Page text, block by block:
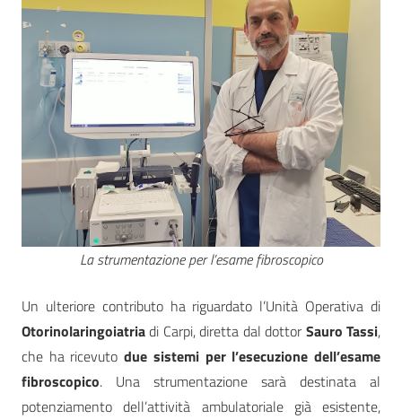
La strumentazione per l’esame fibroscopico
Un ulteriore contributo ha riguardato l’Unità Operativa di
Otorinolaringoiatriadi Carpi, diretta dal dottorSauro Tassi,
che ha ricevutodue sistemi per l’esecuzione dell’esame
fibroscopico. Una strumentazione sarà destinata al
potenziamento dell’attività ambulatoriale già esistente,